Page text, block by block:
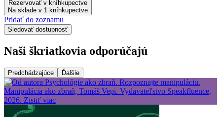
Rezervovať v kníhkupectve
Na sklade v 1 kníhkupectve
Pridať do zoznamu
Sledovať dostupnosť
Naši škriatkovia odporúčajú
Predchádzajúce Ďalšie